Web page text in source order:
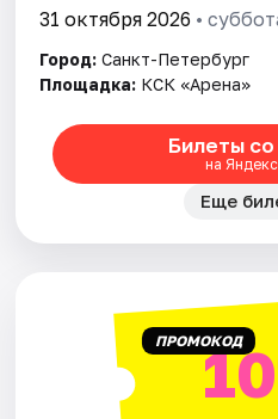
Рейтинги
31 октября 2026 •
Город: Санкт-Петербург
Площадка: КСК «Арена»
Билеты
на
Еще
ПРОМОКОД